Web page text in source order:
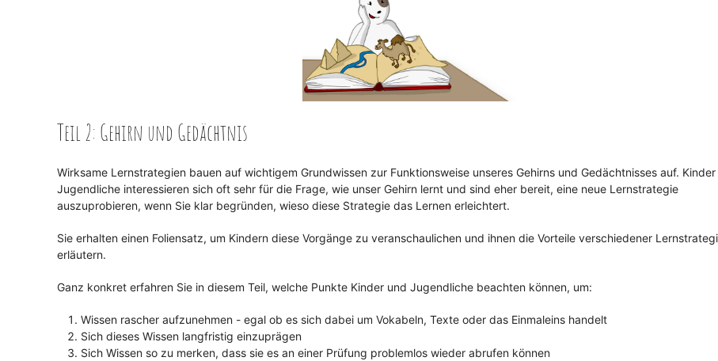
Teil 2: Gehirn und Gedächtnis
Wirksame Lernstrategien bauen auf wichtigem Grundwissen zur Funktionsweise unseres Gehirns und Gedächtnisses auf. Kinder
Jugendliche interessieren sich oft sehr für die Frage, wie unser Gehirn lernt und sind eher bereit, eine neue Lernstrategie
auszuprobieren, wenn Sie klar begründen, wieso diese Strategie das Lernen erleichtert.
Sie erhalten einen Foliensatz, um Kindern diese Vorgänge zu veranschaulichen und ihnen die Vorteile verschiedener
erläutern.
Ganz konkret erfahren Sie in diesem Teil, welche Punkte Kinder und Jugendliche beachten können, um:
Wissen rascher aufzunehmen - egal ob es sich dabei um Vokabeln, Texte oder das Einmaleins handelt
Sich dieses Wissen langfristig einzuprägen
Sich Wissen so zu merken, dass sie es an einer Prüfung problemlos wieder abrufen können